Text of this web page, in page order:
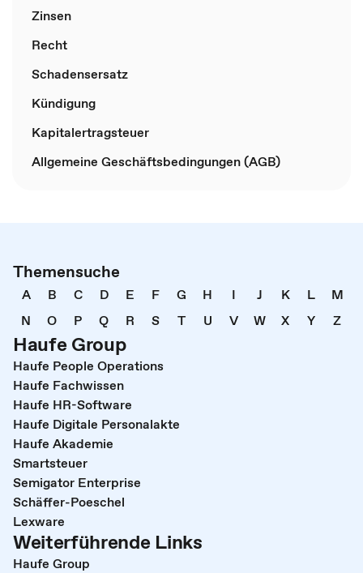
Zinsen
Recht
Schadensersatz
Kündigung
Kapitalertragsteuer
Allgemeine Geschäftsbedingungen (AGB)
Themensuche
A B C D E F G H I J K L
M
N
O P Q R S T U V W X Y Z
Haufe Group
Haufe People Operations
Haufe Fachwissen
Haufe HR-Software
Haufe Digitale Personalakte
Haufe Akademie
Smartsteuer
Semigator Enterprise
Schäffer-Poeschel
Lexware
Weiterführende Links
Haufe Group